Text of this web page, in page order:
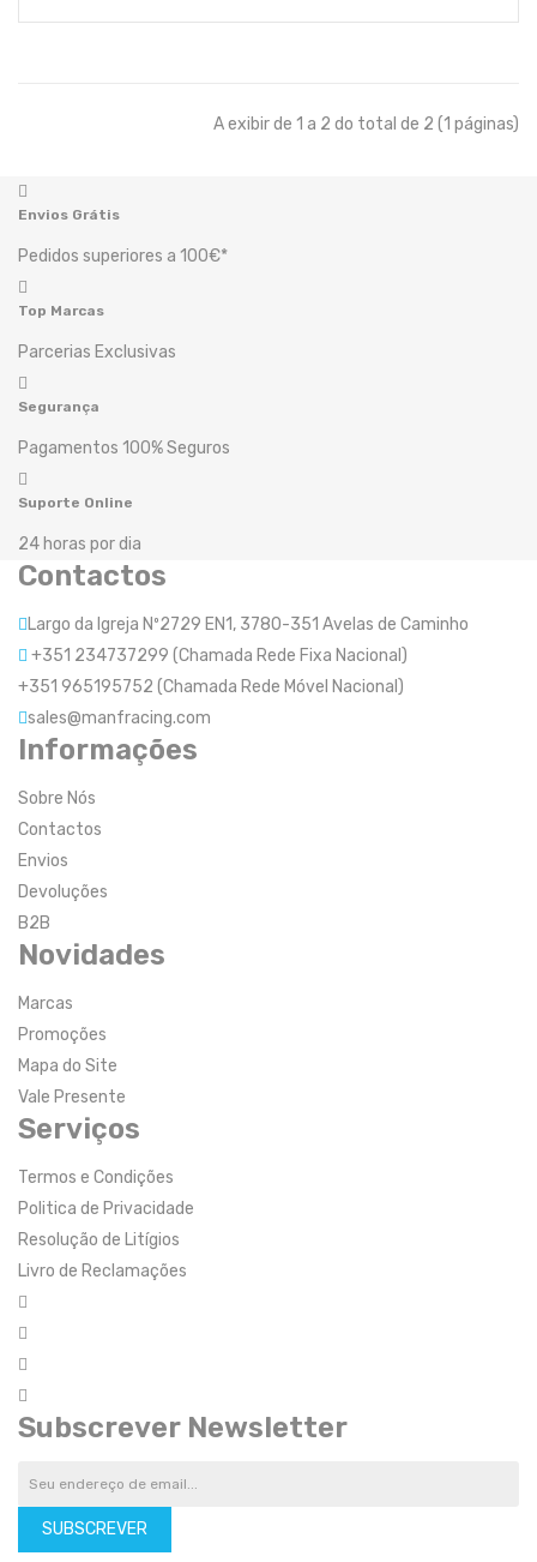
A exibir de 1 a 2 do total de 2 (1 páginas)
Envios Grátis
Pedidos superiores a 100€*
Top Marcas
Parcerias Exclusivas
Segurança
Pagamentos 100% Seguros
Suporte Online
24 horas por dia
Contactos
Largo da Igreja Nº2729 EN1, 3780-351 Avelas de Caminho
+351 234737299 (Chamada Rede Fixa Nacional)
+351 965195752 (Chamada Rede Móvel Nacional)
sales@manfracing.com
Informações
Sobre Nós
Contactos
Envios
Devoluções
B2B
Novidades
Marcas
Promoções
Mapa do Site
Vale Presente
Serviços
Termos e Condições
Politica de Privacidade
Resolução de Litígios
Livro de Reclamações
Subscrever Newsletter
SUBSCREVER